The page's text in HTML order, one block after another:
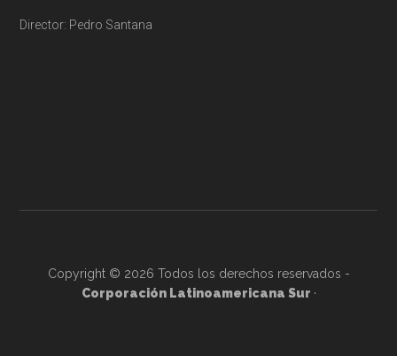
Director: Pedro Santana
Copyright © 2026 Todos los derechos reservados -
Corporación Latinoamericana Sur ·